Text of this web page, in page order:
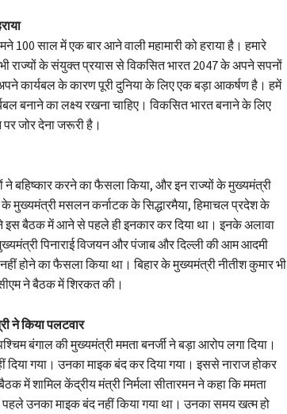
100 साल में एक बार आने वाली महामारी को हराया है। हमारे
राज्यों के संयुक्त प्रयास से विकसित भारत 2047 के अपने सपनों
कार्यबल के कारण पूरी दुनिया के लिए एक बड़ा आकर्षण है। हमें
बनाने का लक्ष्य रखना चाहिए। विकसित भारत बनाने के लिए
जोर देना जरूरी है।
बहिष्कार करने का फैसला किया, और इन राज्यों के मुख्यमंत्री
मुख्यमंत्री मसलन कर्नाटक के सिद्धारमैया, हिमाचल प्रदेश के
बैठक में आने से पहले ही इनकार कर दिया था। इनके अलावा
पिनाराई विजयन और पंजाब और दिल्ली की आम आदमी
होने का फैसला किया था। बिहार के मुख्यमंत्री नीतीश कुमार भी
ने बैठक में शिरकत की।
ने किया पलटवार
बंगाल की मुख्यमंत्री ममता बनर्जी ने बड़ा आरोप लगा दिया।
दिया गया। उनका माइक बंद कर दिया गया। इससे नाराज होकर
में शामिल केंद्रीय मंत्री निर्मला सीतारमन ने कहा कि ममता
उनका माइक बंद नहीं किया गया था। उनका समय खत्म हो